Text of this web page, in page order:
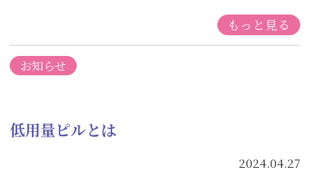
もっと見る
お知らせ
低用量ピルとは
2024.04.27